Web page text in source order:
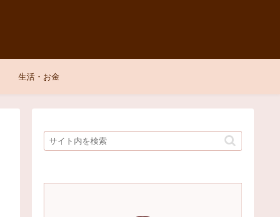
生活・お金